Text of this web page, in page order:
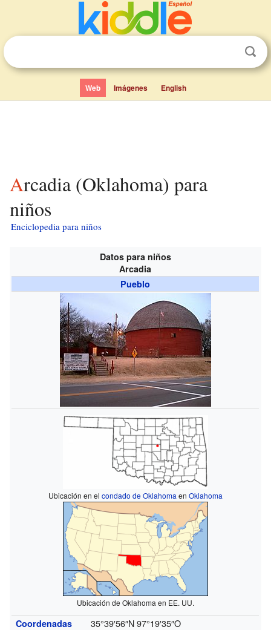
Web Imágenes English
Arcadia (Oklahoma) para
niños
Enciclopedia para niños
Datos para niños
Arcadia
Pueblo
Ubicación en el condado de Oklahoma en Oklahoma
Ubicación de Oklahoma en EE. UU.
Coordenadas 35°39′56″N 97°19′35″O